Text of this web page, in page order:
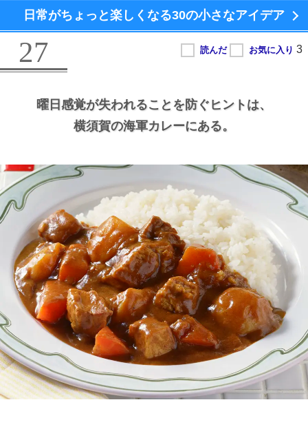
日常がちょっと楽しくなる30の小さなアイデア
27
曜日感覚が失われることを防ぐヒントは、
横須賀の海軍カレーにある。